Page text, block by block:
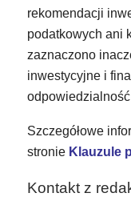
rekomendacji
podatkowych ani
zaznaczono
inwestycyjne i
Szczegółowe
stronie Klauzule
Kontakt z